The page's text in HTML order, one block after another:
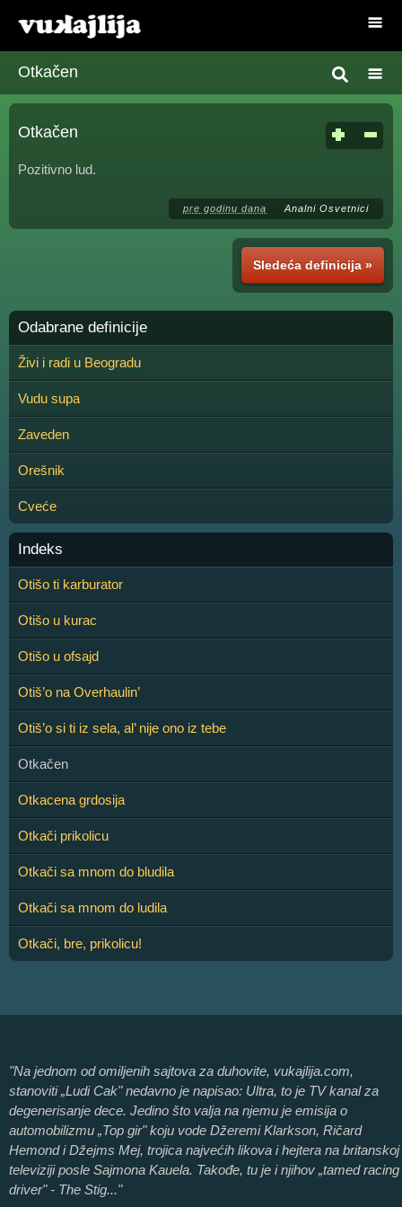
Otkačen
Otkačen
Pozitivno lud.
pre godinu dana Analni Osvetnici
Sledeća definicija »
Odabrane definicije
Živi i radi u Beogradu
Vudu supa
Zaveden
Orešnik
Cveće
Indeks
Otišo ti karburator
Otišo u kurac
Otišo u ofsajd
Otiš’o na Overhaulin’
Otiš’o si ti iz sela, al’ nije ono iz tebe
Otkačen
Otkacena grdosija
Otkači prikolicu
Otkači sa mnom do bludila
Otkači sa mnom do ludila
Otkači, bre, prikolicu!
"Na jednom od omiljenih sajtova za duhovite, vukajlija.com,
stanoviti „Ludi Cak" nedavno je napisao: Ultra, to je TV kanal za
degenerisanje dece. Jedino što valja na njemu je emisija o
automobilizmu „Top gir" koju vode Džeremi Klarkson, Ričard
Hemond i Džejms Mej, trojica najvećih likova i hejtera na britanskoj
televiziji posle Sajmona Kauela. Takođe, tu je i njihov „tamed racing
driver" - The Stig..."